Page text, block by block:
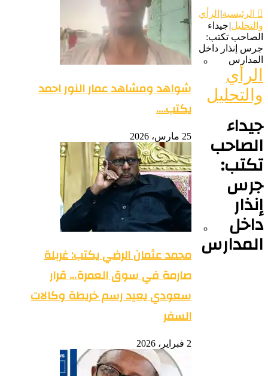
شواهد ومشاهد عمار النور احمد
يكتب….
25 مارس، 2026
محمد عثمان الرضي يكتب: غربلة
صارمة في سوق العمرة… قرار
سعودي يعيد رسم خريطة وكالات
السفر
الرئيسية|الرأي
|جيداء
تكتب:
إنذار داخل